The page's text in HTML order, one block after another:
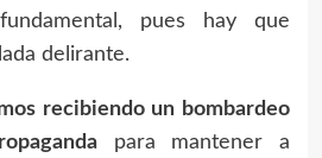
pues hay que
delirante.
recibiendo un bombardeo
para mantener a